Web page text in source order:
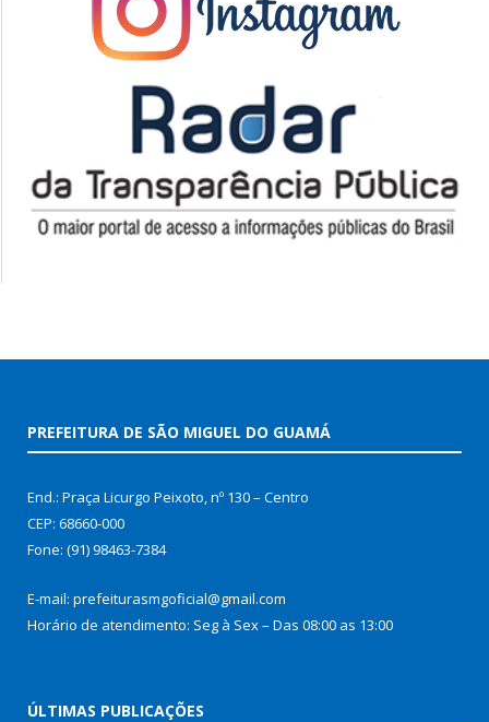
PREFEITURA DE SÃO MIGUEL DO GUAMÁ
End.: Praça Licurgo Peixoto, nº 130 – Centro
CEP: 68660-000
Fone: (91) 98463-7384
E-mail: prefeiturasmgoficial@gmail.com
Horário de atendimento: Seg à Sex – Das 08:00 as 13:00
ÚLTIMAS PUBLICAÇÕES